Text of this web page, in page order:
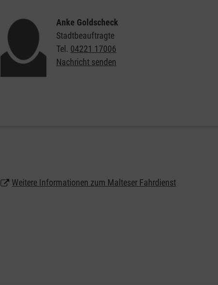
Anke Goldscheck
Stadtbeauftragte
Tel. 04221 17006
Nachricht senden
Weitere Informationen zum Malteser Fahrdienst